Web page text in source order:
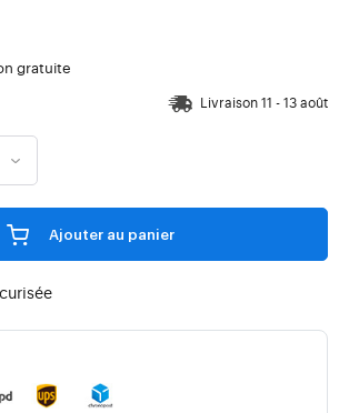
gratuite
Livraison 11 - 13 août
Ajouter au panier